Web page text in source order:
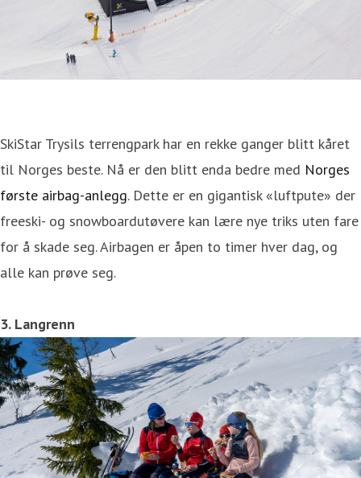
SkiStar Trysils terrengpark har en rekke ganger blitt kåret
til Norges beste. Nå er den blitt enda bedre med Norges
første airbag-anlegg. Dette er en gigantisk «luftpute» der
freeski- og snowboardutøvere kan lære nye triks uten fare
for å skade seg. Airbagen er åpen to timer hver dag, og
alle kan prøve seg.
3. Langrenn